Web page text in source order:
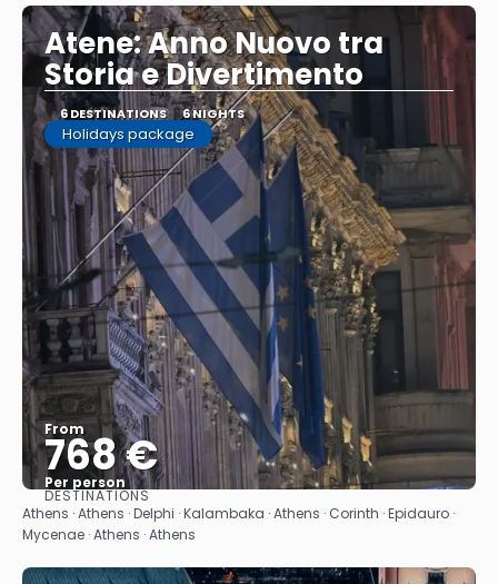
Atene: Anno Nuovo tra
Storia e Divertimento
6 DESTINATIONS 6 NIGHTS
Holidays package
From
768 €
Per person
See
DESTINATIONS
Athens · Athens · Delphi · Kalambaka · Athens · Corinth · Epidauro ·
Mycenae · Athens · Athens